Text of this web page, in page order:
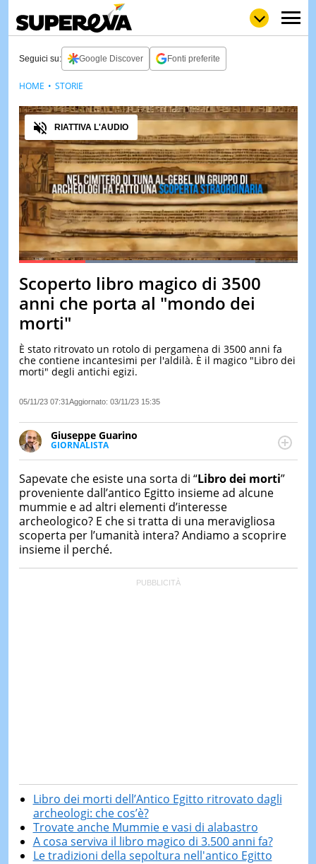
LOLGULP
LOVE
WOW
POP
NEWS
STORIE
VIDEO
& TV
QUIZ
&
TEST
DI
DI
Seguici su: Google Discover Fonti preferite
PauseUnmute
Loaded:85.03%
Audio
RIATTIVA L'AUDIO
Scoperto libro magico di 3500
anni che porta al "mondo dei
morti"
È stato ritrovato un rotolo di pergamena di 3500 anni fa
che contiene incantesimi per l'aldilà. È il magico "Libro dei
morti" degli antichi egizi.
05/11/23 07:31 Aggiornato: 03/11/23 15:35
Giuseppe Guarino
GIORNALISTA
Ph(D) in Diritto Comparato e processi di
integrazione e attivo nel campo della ricerca, in
particolare sulla Storia contemporanea di America
Latina e Spagna. Collabora con numerose testate ed
è presidente dell'Associazione Culturale "La
Biblioteca del Sannio".
HOME STORIE
Sapevate che esiste una sorta di “Libro dei morti”
proveniente dall’antico Egitto insieme ad alcune
mummie e ad altri elementi d’interesse
archeologico? E che si tratta di una meravigliosa
scoperta per l’umanità intera? Andiamo a scoprire
insieme il perché.
Libro dei morti dell’Antico Egitto ritrovato dagli
archeologi: che cos’è?
Trovate anche Mummie e vasi di alabastro
A cosa serviva il libro magico di 3.500 anni fa?
Le tradizioni della sepoltura nell'antico Egitto